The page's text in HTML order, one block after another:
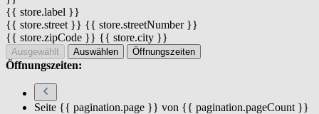
{{ store.label }}
{{ store.street }} {{ store.streetNumber }}
{{ store.zipCode }} {{ store.city }}
Ausgewählt Auswählen Öffnungszeiten
Öffnungszeiten:
Seite {{ pagination.page }} von {{ pagination.pageCount }}